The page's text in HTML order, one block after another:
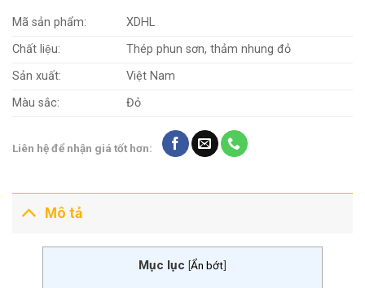
Mã sản phẩm:
XDHL
Chất liệu:
Thép phun sơn, thảm nhung đỏ
Sản xuất:
Việt Nam
Màu sắc:
Đỏ
Liên hệ để nhận giá tốt hơn:
Mô tả
Mục lục [Ẩn bớt]